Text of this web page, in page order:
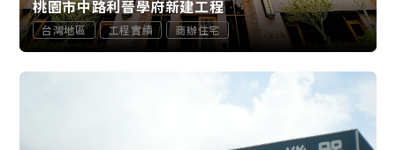
桃園市中路利晉學府新建工程
台灣地區 工程實績 商辦住宅